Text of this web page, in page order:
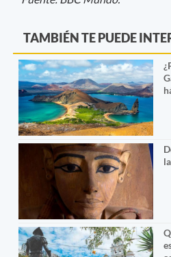
TAMBIÉN TE PUEDE